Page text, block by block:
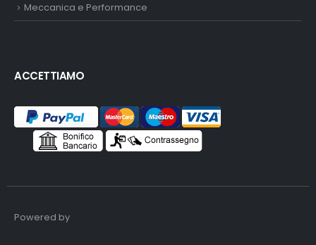
Meccanica e Performance
ACCETTIAMO
Powered by